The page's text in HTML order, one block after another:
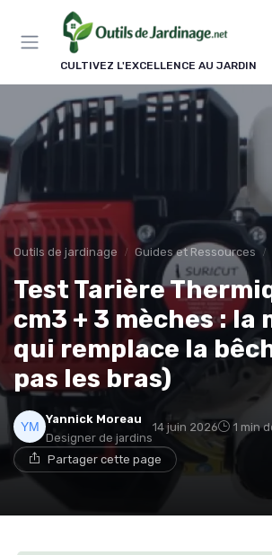
CULTIVEZ L'EXCELLENCE AU JARDIN
Outils de jardinage Guides et Ressources
Test Tarière
cm3 + 3 mèches : la
qui remplace la
pas les bras)
Yannick Moreau
Designer de jardins
14 juin 2026 1 min
Partager cette page
Panneau de gestion des cookies